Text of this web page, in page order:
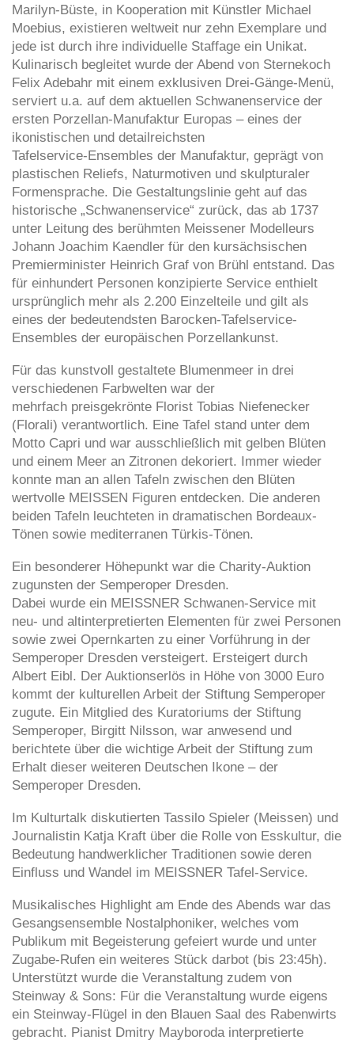
Marilyn-Büste, in Kooperation mit Künstler Michael
Moebius, existieren weltweit nur zehn Exemplare und
jede ist durch ihre individuelle Staffage ein Unikat.
Kulinarisch begleitet wurde der Abend von Sternekoch
Felix Adebahr mit einem exklusiven Drei-Gänge-Menü,
serviert u.a. auf dem aktuellen Schwanenservice der
ersten Porzellan-Manufaktur Europas – eines der
ikonistischen und detailreichsten
Tafelservice-Ensembles der Manufaktur, geprägt von
plastischen Reliefs, Naturmotiven und skulpturaler
Formensprache. Die Gestaltungslinie geht auf das
historische „Schwanenservice“ zurück, das ab 1737
unter Leitung des berühmten Meissener Modelleurs
Johann Joachim Kaendler für den kursächsischen
Premierminister Heinrich Graf von Brühl entstand. Das
für einhundert Personen konzipierte Service enthielt
ursprünglich mehr als 2.200 Einzelteile und gilt als
eines der bedeutendsten Barocken-Tafelservice-
Ensembles der europäischen Porzellankunst.
Für das kunstvoll gestaltete Blumenmeer in drei
verschiedenen Farbwelten war der
mehrfach preisgekrönte Florist Tobias Niefenecker
(Florali) verantwortlich. Eine Tafel stand unter dem
Motto Capri und war ausschließlich mit gelben Blüten
und einem Meer an Zitronen dekoriert. Immer wieder
konnte man an allen Tafeln zwischen den Blüten
wertvolle MEISSEN Figuren entdecken. Die anderen
beiden Tafeln leuchteten in dramatischen Bordeaux-
Tönen sowie mediterranen Türkis-Tönen.
Ein besonderer Höhepunkt war die Charity-Auktion
zugunsten der Semperoper Dresden.
Dabei wurde ein MEISSNER Schwanen-Service mit
neu- und altinterpretierten Elementen für zwei Personen
sowie zwei Opernkarten zu einer Vorführung in der
Semperoper Dresden versteigert. Ersteigert durch
Albert Eibl. Der Auktionserlös in Höhe von 3000 Euro
kommt der kulturellen Arbeit der Stiftung Semperoper
zugute. Ein Mitglied des Kuratoriums der Stiftung
Semperoper, Birgitt Nilsson, war anwesend und
berichtete über die wichtige Arbeit der Stiftung zum
Erhalt dieser weiteren Deutschen Ikone – der
Semperoper Dresden.
Im Kulturtalk diskutierten Tassilo Spieler (Meissen) und
Journalistin Katja Kraft über die Rolle von Esskultur, die
Bedeutung handwerklicher Traditionen sowie deren
Einfluss und Wandel im MEISSNER Tafel-Service.
Musikalisches Highlight am Ende des Abends war das
Gesangsensemble Nostalphoniker, welches vom
Publikum mit Begeisterung gefeiert wurde und unter
Zugabe-Rufen ein weiteres Stück darbot (bis 23:45h).
Unterstützt wurde die Veranstaltung zudem von
Steinway & Sons: Für die Veranstaltung wurde eigens
ein Steinway-Flügel in den Blauen Saal des Rabenwirts
gebracht. Pianist Dmitry Mayboroda interpretierte